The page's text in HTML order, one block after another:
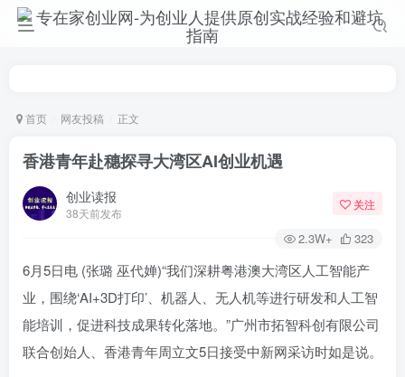
首页 网友投稿 正文
香港青年赴穗探寻大湾区AI创业机遇
创业读报
38天前发布
关注
2.3W+ 323
6月5日电 (张璐 巫代婵)“我们深耕粤港澳大湾区人工智能产
业，围绕‘AI+3D打印’、机器人、无人机等进行研发和人工智
能培训，促进科技成果转化落地。”广州市拓智科创有限公司
联合创始人、香港青年周立文5日接受中新网采访时如是说。